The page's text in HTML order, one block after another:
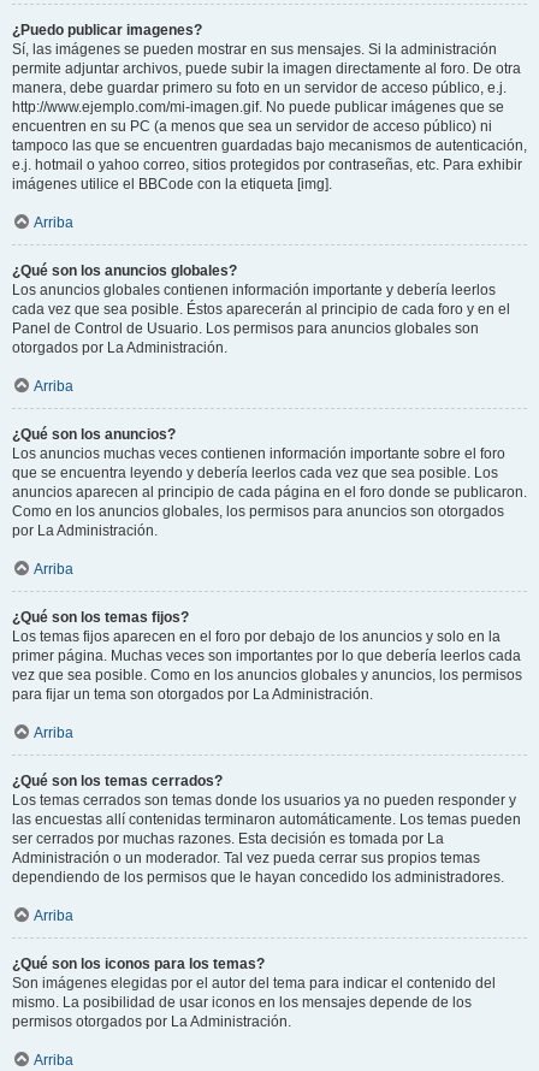
¿Puedo publicar imagenes?
Sí, las imágenes se pueden mostrar en sus mensajes. Si la administración
permite adjuntar archivos, puede subir la imagen directamente al foro. De otra
manera, debe guardar primero su foto en un servidor de acceso público, e.j.
http://www.ejemplo.com/mi-imagen.gif. No puede publicar imágenes que se
encuentren en su PC (a menos que sea un servidor de acceso público) ni
tampoco las que se encuentren guardadas bajo mecanismos de autenticación,
e.j. hotmail o yahoo correo, sitios protegidos por contraseñas, etc. Para exhibir
imágenes utilice el BBCode con la etiqueta [img].
Arriba
¿Qué son los anuncios globales?
Los anuncios globales contienen información importante y debería leerlos
cada vez que sea posible. Éstos aparecerán al principio de cada foro y en el
Panel de Control de Usuario. Los permisos para anuncios globales son
otorgados por La Administración.
Arriba
¿Qué son los anuncios?
Los anuncios muchas veces contienen información importante sobre el foro
que se encuentra leyendo y debería leerlos cada vez que sea posible. Los
anuncios aparecen al principio de cada página en el foro donde se publicaron.
Como en los anuncios globales, los permisos para anuncios son otorgados
por La Administración.
Arriba
¿Qué son los temas fijos?
Los temas fijos aparecen en el foro por debajo de los anuncios y solo en la
primer página. Muchas veces son importantes por lo que debería leerlos cada
vez que sea posible. Como en los anuncios globales y anuncios, los permisos
para fijar un tema son otorgados por La Administración.
Arriba
¿Qué son los temas cerrados?
Los temas cerrados son temas donde los usuarios ya no pueden responder y
las encuestas allí contenidas terminaron automáticamente. Los temas pueden
ser cerrados por muchas razones. Esta decisión es tomada por La
Administración o un moderador. Tal vez pueda cerrar sus propios temas
dependiendo de los permisos que le hayan concedido los administradores.
Arriba
¿Qué son los iconos para los temas?
Son imágenes elegidas por el autor del tema para indicar el contenido del
mismo. La posibilidad de usar iconos en los mensajes depende de los
permisos otorgados por La Administración.
Arriba